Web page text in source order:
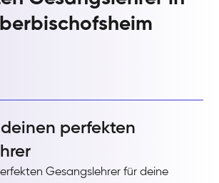
perfekten
Gesangslehrer für deine